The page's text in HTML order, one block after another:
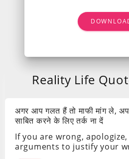
Reality Life
अगर आप गलत हैं तो माफी मांग ले,
साबित करने के लिए तर्क ना दें
If you are wrong,
arguments to justify your